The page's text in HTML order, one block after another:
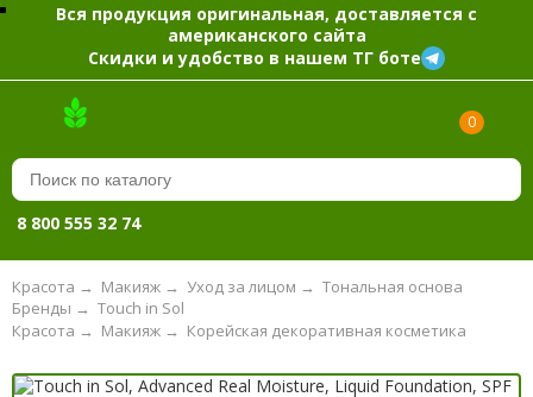
Вся продукция оригинальная, доставляется с
американского сайта
Скидки и удобство в нашем ТГ боте
0
8 800 555 32 74
Красота → Макияж → Уход за лицом → Тональная основа
Touch in Sol
Бренды →
Корейская декоративная косметика
Макияж →
Красота →